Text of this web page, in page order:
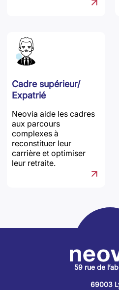
Cadre supérieur/
Expatrié
Neovia aide les cadres
aux parcours
complexes à
reconstituer leur
carrière et optimiser
leur retraite.
59 rue de
69003